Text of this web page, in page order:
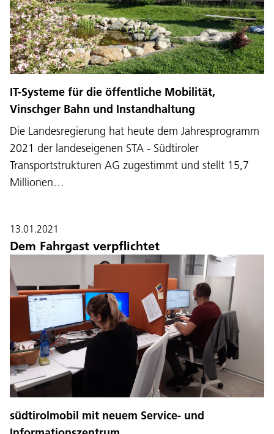
IT-Systeme für die öffentliche Mobilität,
Vinschger Bahn und Instandhaltung
Die Landesregierung hat heute dem Jahresprogramm
2021 der landeseigenen STA - Südtiroler
Transportstrukturen AG zugestimmt und stellt 15,7
Millionen…
13.01.2021
Dem Fahrgast verpflichtet
südtirolmobil mit neuem Service- und